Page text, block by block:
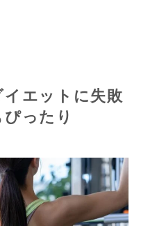
イエットに失敗
ったり